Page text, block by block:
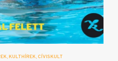
KULTHÍREK CÍVISKULT